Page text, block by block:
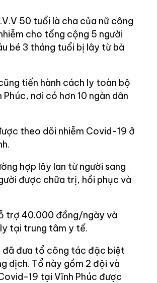
50 tuổi là cha của nữ công
cho tổng cộng 5 người
bé 3 tháng tuổi bị lây từ bà
tiến hành cách ly toàn bộ
nơi có hơn 10 ngàn dân
theo dõi nhiễm Covid-19 ở
hợp lây lan từ người sang
được chữa trị, hồi phục và
trợ 40.000 đồng/ngày và
tại trung tâm y tế.
đã đưa tổ công tác đặc biệt
dịch. Tổ này gồm 2 đội và
19 tại Vĩnh Phúc được